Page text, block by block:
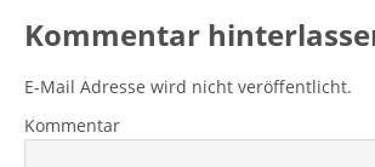
Kommentar
E-Mail Adresse wird nicht veröffentlicht.
Kommentar